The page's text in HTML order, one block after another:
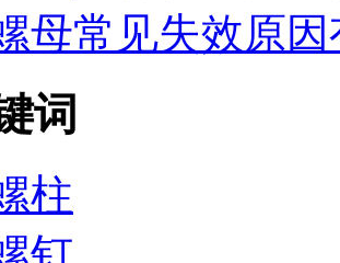
母常见失效原
词
柱
钉